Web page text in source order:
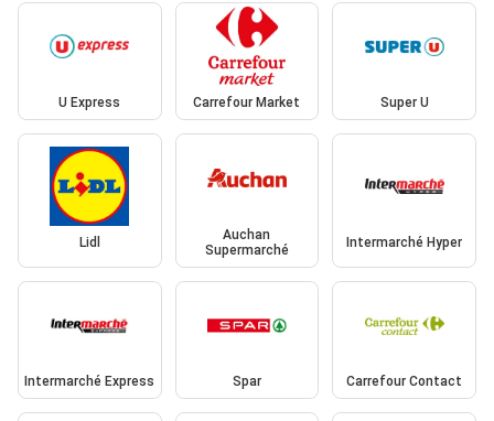
U Express Carrefour Market Super U
Lidl
Auchan
Supermarché
Intermarché Hyper
Intermarché Express Spar Carrefour Contact